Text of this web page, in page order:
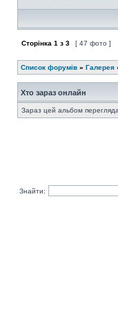
Сторінка 1 з 3 [ 47 фото ]
Список форумів » Галерея
Хто зараз онлайн
Зараз цей альбом
Знайти: